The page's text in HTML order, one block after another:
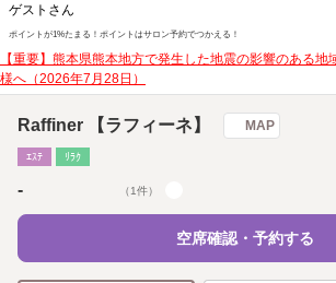
ゲストさん
ポイントが1%たまる！ ポイントはサロン予約でつかえる！
【重要】熊本県熊本地方で発生した地震の影響のある
様へ（2026年7月28日）
Raffiner 【ラフィーネ】 MAP
ｴｽﾃ ﾘﾗｸ
- （1件）
空席確認・予約する